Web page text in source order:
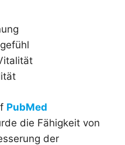
PubMed
die Fähigkeit von
der